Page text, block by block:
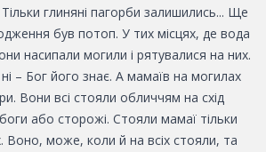
глиняні пагорби залишились... Ще
був потоп. У тих місцях, де вода
насипали могили і рятувалися на них.
– Бог його знає. А мамаїв на могилах
Вони всі стояли обличчям на схід
або сторожі. Стояли мамаї тільки
Воно, може, коли й на всіх стояли, та